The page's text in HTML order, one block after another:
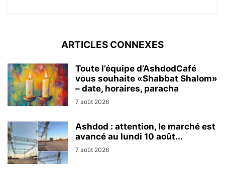
ARTICLES CONNEXES
Toute l’équipe d’AshdodCafé
vous souhaite «Shabbat Shalom»
– date, horaires, paracha
7 août 2026
Ashdod : attention, le marché est
avancé au lundi 10 août...
7 août 2026